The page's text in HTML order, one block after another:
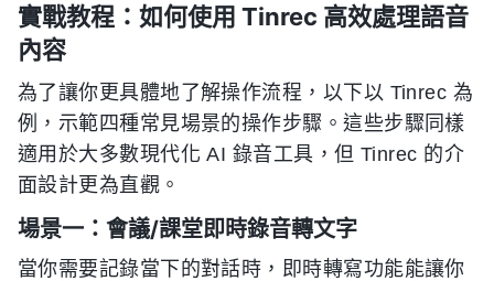
實戰教程：如何使用 Tinrec 高效處理語音
內容
為了讓你更具體地了解操作流程，以下以 Tinrec 為
例，示範四種常見場景的操作步驟。這些步驟同樣
適用於大多數現代化 AI 錄音工具，但 Tinrec 的介
面設計更為直觀。
場景一：會議/課堂即時錄音轉文字
當你需要記錄當下的對話時，即時轉寫功能能讓你